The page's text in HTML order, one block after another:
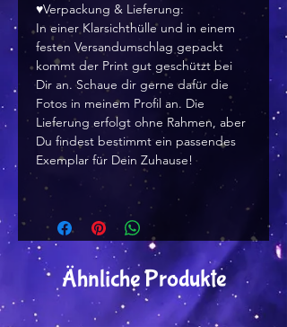
♥Verpackung & Lieferung:
In einer Klarsichthülle und in einem
festen Versandumschlag gepackt
kommt der Print gut geschützt bei
Dir an. Schaue dir gerne dafür die
Fotos in meinem Profil an. Die
Lieferung erfolgt ohne Rahmen, aber
Du findest bestimmt ein passendes
Exemplar für Dein Zuhause!
Ähnliche Produkte